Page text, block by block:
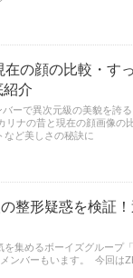
在の顔の比較・す
介
ーで異次元級の美貌を誇
ナの昔と現在の顔画像の比
ど美しさの秘訣に
整形疑惑を検証
集めるボーイズグループ
ンバーもいます。 今回は